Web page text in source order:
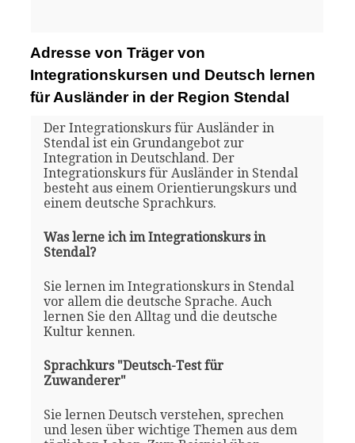
Adresse von Träger von
Integrationskursen und Deutsch lernen
für Ausländer in der Region Stendal
Der Integrationskurs für Ausländer in
Stendal ist ein Grundangebot zur
Integration in Deutschland. Der
Integrationskurs für Ausländer in Stendal
besteht aus einem Orientierungskurs und
einem deutsche Sprachkurs.
Was lerne ich im Integrationskurs in
Stendal?
Sie lernen im Integrationskurs in Stendal
vor allem die deutsche Sprache. Auch
lernen Sie den Alltag und die deutsche
Kultur kennen.
Sprachkurs "Deutsch-Test für
Zuwanderer"
Sie lernen Deutsch verstehen, sprechen
und lesen über wichtige Themen aus dem